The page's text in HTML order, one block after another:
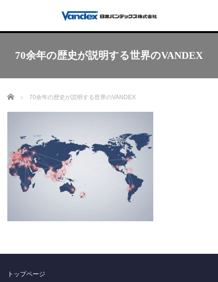
70余年の歴史が説明する世界のVANDEX
Home 70余年の歴史が説明する世界のVANDEX
トップページ